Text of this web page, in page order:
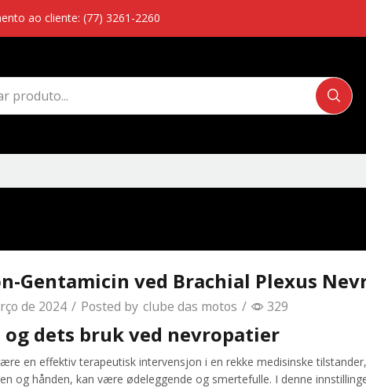
ao cliente: (77) 3261-2260
Gentamicin ved Brachial Plexus
de 2024 / Posted by clube das motos / 329
dets bruk ved nevropatier
en effektiv terapeutisk intervensjon i en rekke medisinske
og hånden, kan være ødeleggende og smertefulle. I denne